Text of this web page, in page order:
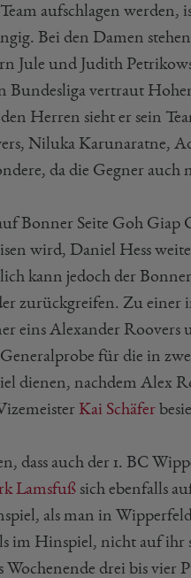
aufschlagen werden,
Bei den Damen
Jule und Judith
Bundesliga vertraut
Herren sieht er sein
Niluka Karunaratne,
da die Gegner auch
Bonner Seite Goh
wird, Daniel Hess
kann jedoch der
zurückgreifen. Zu einer
eins Alexander Roovers
für die in
dienen, nachdem Alex
Kai Schäfer
dass auch der 1. BC
Lamsfuß sich ebenfalls
als man in
im Hinspiel, nicht auf ihr
Wochenende drei bis vier